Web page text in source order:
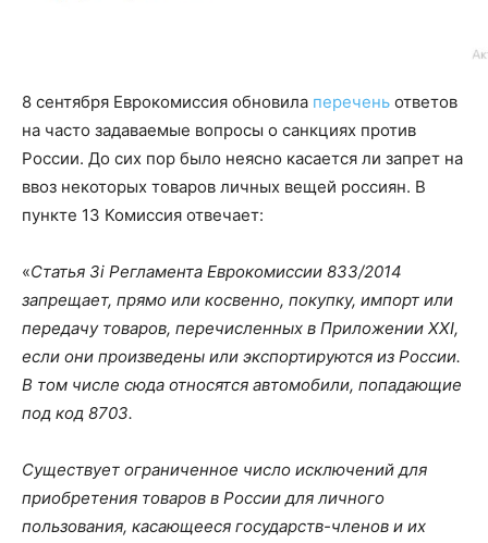
8 сентября Еврокомиссия обновила перечень ответов
на часто задаваемые вопросы о санкциях против
России. До сих пор было неясно касается ли запрет на
ввоз некоторых товаров личных вещей россиян. В
пункте 13 Комиссия отвечает:
«Статья 3i Регламента Еврокомиссии 833/2014
запрещает, прямо или косвенно, покупку, импорт или
передачу товаров, перечисленных в Приложении XXI,
если они произведены или экспортируются из России.
В том числе сюда относятся автомобили, попадающие
под код 8703.
Существует ограниченное число исключений для
приобретения товаров в России для личного
пользования, касающееся государств-членов и их